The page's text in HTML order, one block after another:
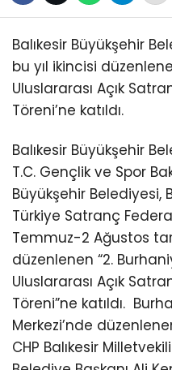
Balıkesir Büyükşehir
bu yıl ikincisi
Uluslararası Açık
Töreni’ne katıldı.
Balıkesir Büyükşehir
T.C. Gençlik ve Spor
Büyükşehir Belediyesi,
Türkiye Satranç
Temmuz-2 Ağustos
düzenlenen “2.
Uluslararası Açık
Töreni”ne katıldı.
Merkezi’nde
CHP Balıkesir